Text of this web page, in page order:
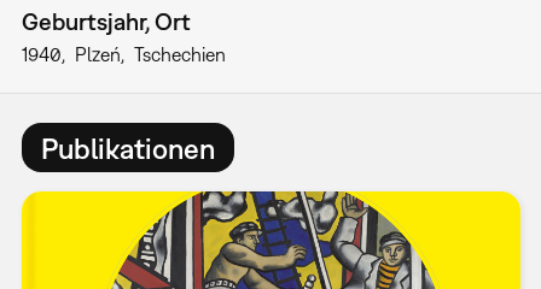
Geburtsjahr, Ort
1940 Plzeń Tschechien
Publikationen